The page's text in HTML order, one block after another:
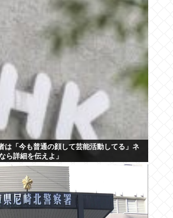
は「今も普通の顔して芸能活動してる」ネ
ら詳細を伝えよ」